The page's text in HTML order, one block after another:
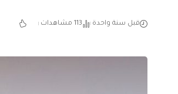
قبل سنة واحدة 113 مشاهدات